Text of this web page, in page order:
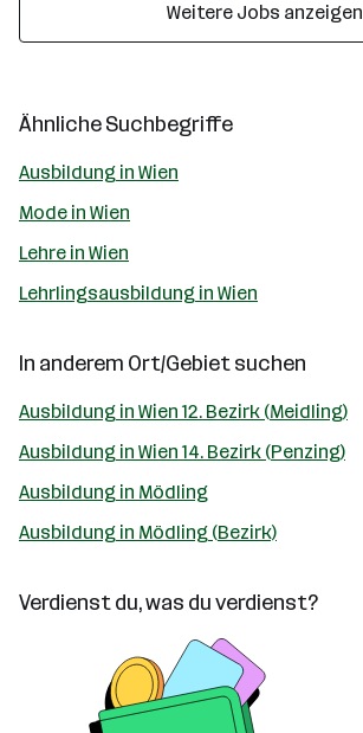
Weitere Jobs anzeigen
Ähnliche Suchbegriffe
Ausbildung in Wien
Mode in Wien
Lehre in Wien
Lehrlingsausbildung in Wien
In anderem Ort/Gebiet suchen
Ausbildung in Wien 12. Bezirk (Meidling)
Ausbildung in Wien 14. Bezirk (Penzing)
Ausbildung in Mödling
Ausbildung in Mödling (Bezirk)
Verdienst du, was du verdienst?